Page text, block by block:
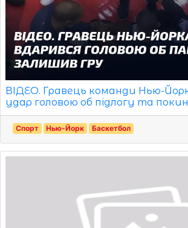
ВІДЕО. Гравець команди Нью-
удар головою об підлогу та
Спорт Нью-Йорк Баскетбол